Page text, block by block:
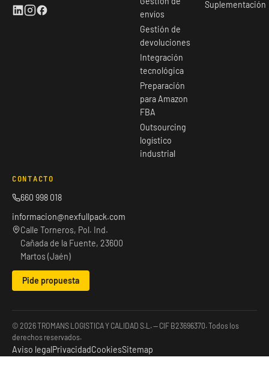
envíos
Gestión de
devoluciones
Integración
tecnológica
Preparación
para Amazon
FBA
Outsourcing
logístico
industrial
Suplementación
CONTACTO
660 998 018
informacion@nexfullpack.com
Calle Torneros, Pol. Ind.
Cañada de la Fuente, 23600
Martos (Jaén)
Pide propuesta
© 2026 TROMANS LOGISTICA Y CALIDAD S.L. — CIF B23696370. Todos los
derechos reservados.
Aviso legalPrivacidadCookiesSitemap